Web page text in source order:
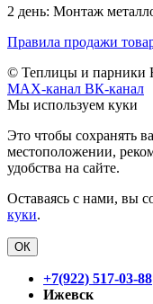
2 день: Монтаж
Правила продажи
© Теплицы и парники
MAX-канал ВК-канал
Мы используем куки
Это чтобы сохранять
местоположении,
удобства на сайте.
Оставаясь с нами, вы
куки.
ОК
+7(922) 517-03-88
Ижевск